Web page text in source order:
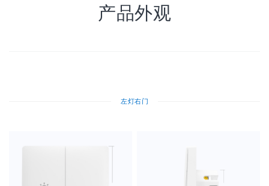
产品外观
左灯右门